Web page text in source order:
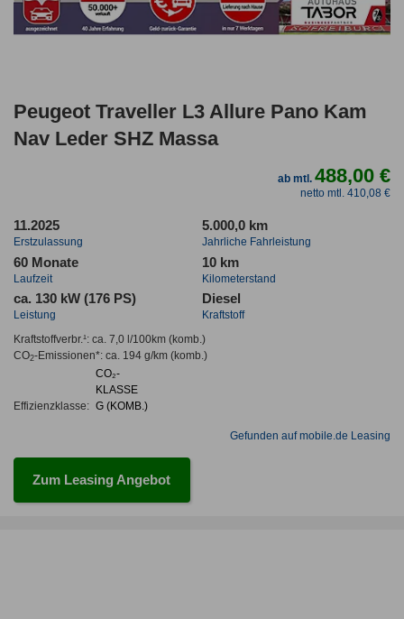
Peugeot Traveller L3 Allure Pano Kam
Nav Leder SHZ Massa
ab mtl.488,00 €
netto mtl. 410,08 €
11.2025
Erstzulassung
5.000,0 km
Jahrliche Fahrleistung
60 Monate
Laufzeit
10 km
Kilometerstand
ca. 130 kW (176 PS)
Leistung
Diesel
Kraftstoff
Kraftstoffverbr.¹: ca. 7,0 l/100km(komb.)
CO2-Emissionen*: ca. 194 g/km(komb.)
Effizienzklasse:
CO₂-
KLASSE
G (KOMB.)
Gefunden auf mobile.de Leasing
Zum Leasing Angebot